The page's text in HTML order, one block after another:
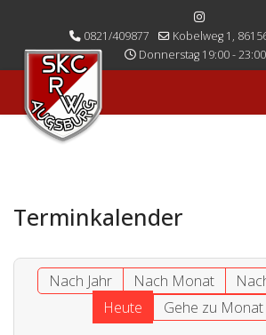
0821/409877
Kobelweg 1,
Donnerstag 19:00 - 23:00
Terminkalender
Nach Jahr Nach Monat
Heute
Gehe zu Monat